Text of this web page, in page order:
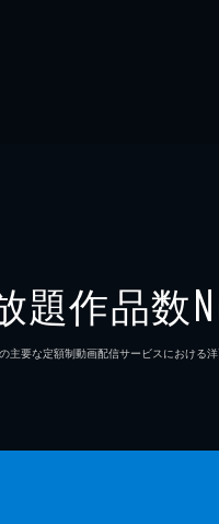
題作品数
要な定額制動画配信サービスにおける